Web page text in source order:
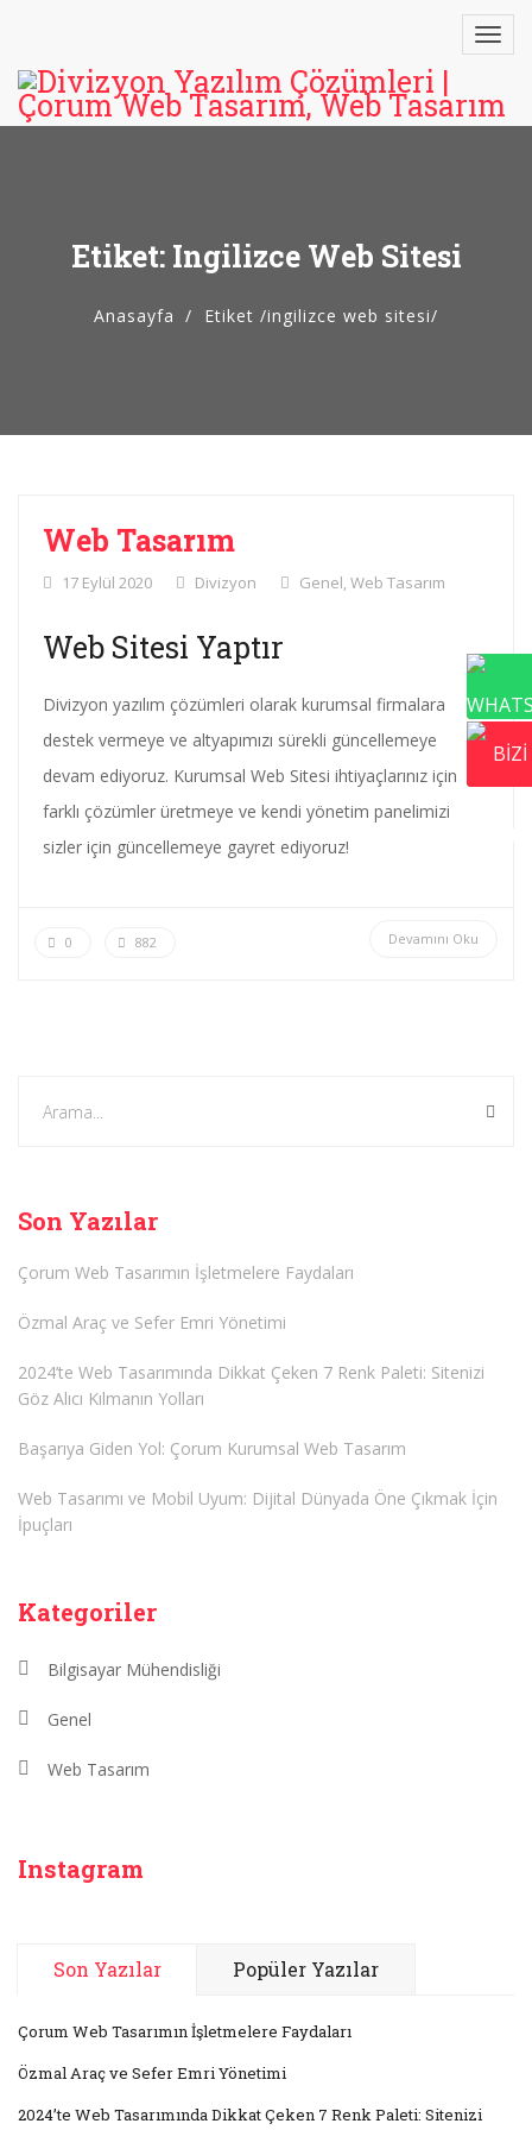
Etiket: Ingilizce Web Sitesi
Anasayfa Etiket /ingilizce web sitesi/
Web Tasarım
17 Eylül 2020 Divizyon Genel,Web Tasarım
Web Sitesi Yaptır
Divizyon yazılım çözümleri olarak kurumsal firmalara
destek vermeye ve altyapımızı sürekli güncellemeye
devam ediyoruz. Kurumsal Web Sitesi ihtiyaçlarınız için
farklı çözümler üretmeye ve kendi yönetim panelimizi
sizler için güncellemeye gayret ediyoruz!
Devamını Oku
0 882
Son Yazılar
Çorum Web Tasarımın İşletmelere Faydaları
Özmal Araç ve Sefer Emri Yönetimi
2024’te Web Tasarımında Dikkat Çeken 7 Renk Paleti: Sitenizi
Göz Alıcı Kılmanın Yolları
Başarıya Giden Yol: Çorum Kurumsal Web Tasarım
Web Tasarımı ve Mobil Uyum: Dijital Dünyada Öne Çıkmak İçin
İpuçları
Kategoriler
Bilgisayar Mühendisliği
Genel
Web Tasarım
Instagram
Son Yazılar Popüler Yazılar
Çorum Web Tasarımın İşletmelere Faydaları
Özmal Araç ve Sefer Emri Yönetimi
2024’te Web Tasarımında Dikkat Çeken 7 Renk Paleti: Sitenizi